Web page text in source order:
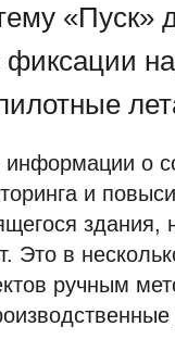
«Пуск»
о
и
здания,
Это в
ручным